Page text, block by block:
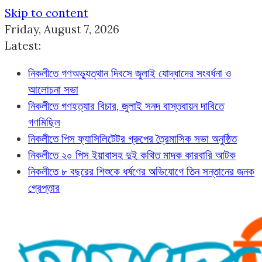
Skip to content
Friday, August 7, 2026
Latest:
নিকলীতে গণঅভ্যুত্থান দিবসে জুলাই যোদ্ধাদের সংবর্ধনা ও
আলোচনা সভা
নিকলীতে গণহত্যার বিচার, জুলাই সনদ বাস্তবায়ন দাবিতে
গণমিছিল
নিকলীতে পিস ফ্যাসিলিটেটর গ্রুপের ত্রৈমাসিক সভা অনুষ্ঠিত
নিকলীতে ২০ পিস ইয়াবাসহ দুই কথিত মাদক কারবারি আটক
নিকলীতে ৮ বছরের শিশুকে ধর্ষণের অভিযোগে তিন সন্তানের জনক
গ্রেপ্তার